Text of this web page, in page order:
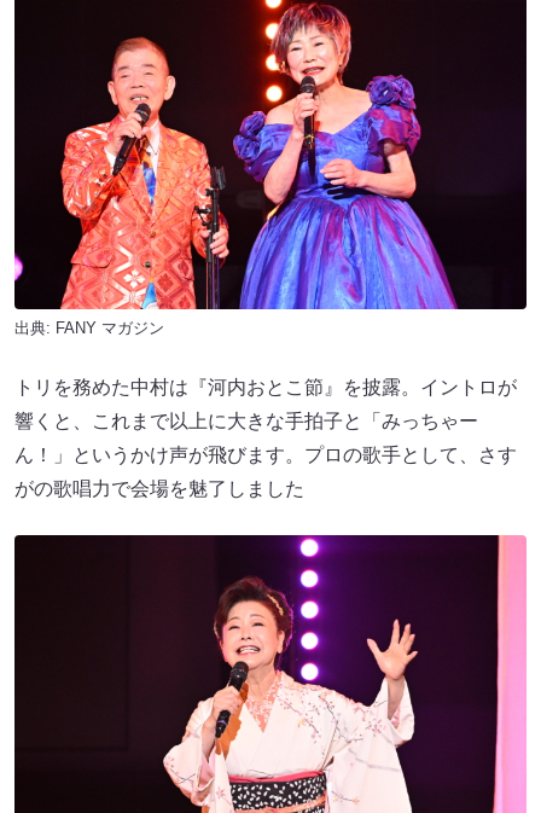
出典: FANY マガジン
トリを務めた中村は『河内おとこ節』を披露。イントロが
響くと、これまで以上に大きな手拍子と「みっちゃー
ん！」というかけ声が飛びます。プロの歌手として、さす
がの歌唱力で会場を魅了しました